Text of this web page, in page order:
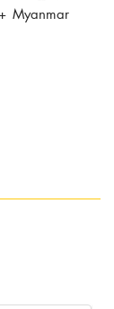
Myanmar